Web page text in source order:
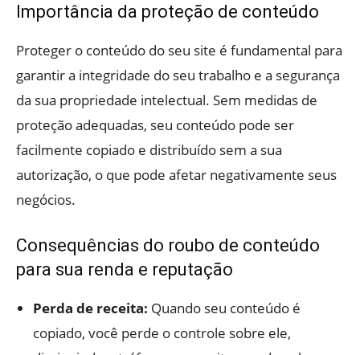
Importância da proteção de conteúdo
Proteger o conteúdo do seu site é fundamental para
garantir a integridade do seu trabalho e a segurança
da sua propriedade intelectual. Sem medidas de
proteção adequadas, seu conteúdo pode ser
facilmente copiado e distribuído sem a sua
autorização, o que pode afetar negativamente seus
negócios.
Consequências do roubo de conteúdo
para sua renda e reputação
Perda de receita: Quando seu conteúdo é
copiado, você perde o controle sobre ele,